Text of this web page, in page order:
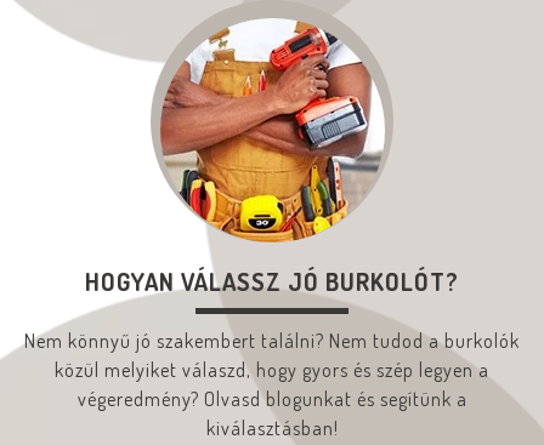
HOGYAN VÁLASSZ JÓ BURKOLÓT?
Nem könnyű jó szakembert találni? Nem tudod a burkolók
közül melyiket válaszd, hogy gyors és szép legyen a
végeredmény? Olvasd blogunkat és segítünk a
kiválasztásban!